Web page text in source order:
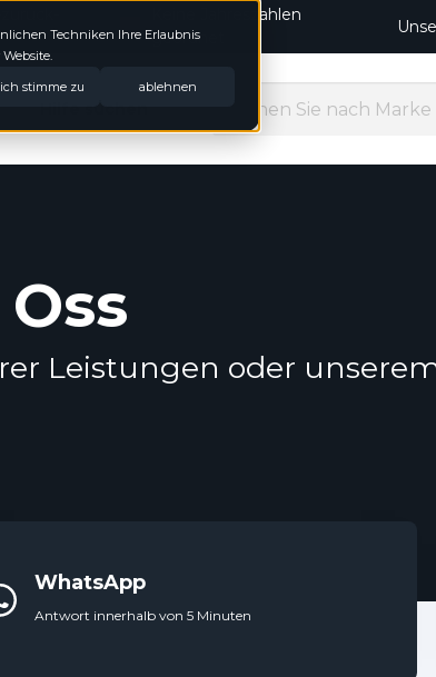
Techniken Ihre Erlaubnis
ich stimme zu ablehnen
Keine Jahreszahlen
geordnet
Leistungen oder
WhatsApp
Antwort innerhalb von 5 Minuten